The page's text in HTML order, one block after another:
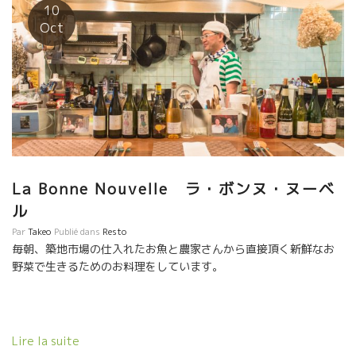
10
Oct
La Bonne Nouvelle ラ・ボンヌ・ヌーベ
ル
ParTakeo Publié dans Resto
毎朝、築地市場の仕入れたお魚と農家さんから直接頂く新鮮なお
野菜で生きるためのお料理をしています。
Lire la suite